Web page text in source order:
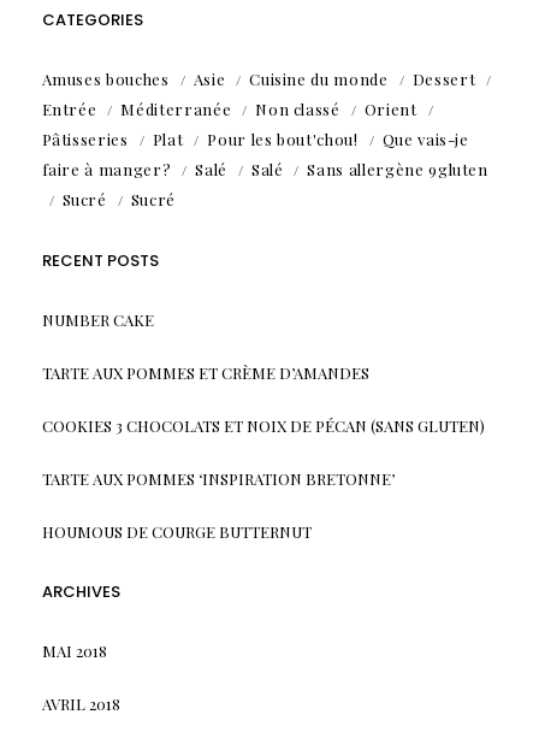
CATEGORIES
Amuses bouches Asie Cuisine du monde
Dessert
Entrée
Méditerranée Non classé
Orient
Pâtisseries
Plat Pour les bout'chou!
Que vais-je
faire à manger?
Salé Salé
Sans allergène 9gluten
Sucré
Sucré
RECENT POSTS
NUMBER CAKE
TARTE AUX POMMES ET CRÈME D’AMANDES
COOKIES 3 CHOCOLATS ET NOIX DE PÉCAN (SANS GLUTEN)
TARTE AUX POMMES ‘INSPIRATION BRETONNE’
HOUMOUS DE COURGE BUTTERNUT
ARCHIVES
MAI 2018
AVRIL 2018